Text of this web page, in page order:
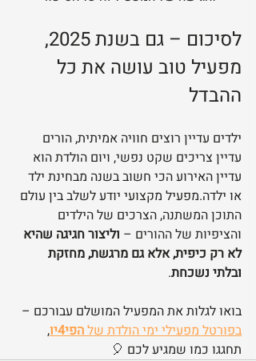
לסיכום – גם בשנת 2025,
מפעיל טוב עושה את כל
ההבדל
ילדים עדיין רוצים חוויה אמיתית, הורים
עדיין צריכים שקט נפשי, ויום הולדת הוא
עדיין האירוע הכי חשוב בשנה מבחינת ילד
או ילדה.מפעיל מקצועי יודע לשלב בין עולם
התוכן המשתנה, הצרכים של הילדים
והציפיות של ההורים – וליצור חגיגה שהיא
לא רק כיפית, אלא גם מרגשת, מחזקת
ובלתי נשכחת.
בואו לגלות את המפעיל המושלם עבורכם –
בפורטל מפעילי ימי הולדת של הפי4יו
,
תחגגו כמו שמגיע לכם 🎈